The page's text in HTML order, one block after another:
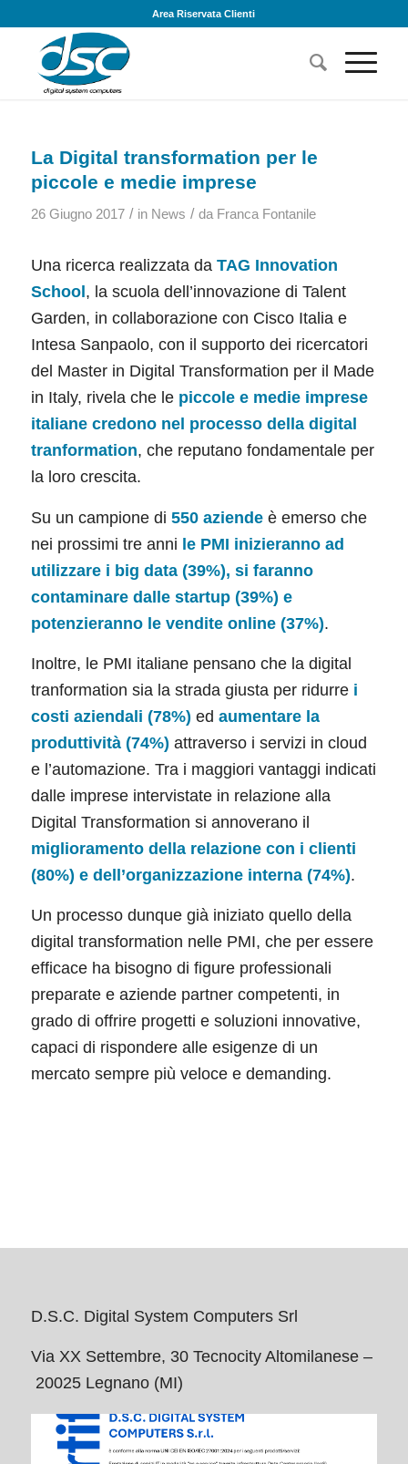
Area Riservata Clienti
La Digital transformation per le
piccole e medie imprese
26 Giugno 2017 / in News / da Franca Fontanile
Una ricerca realizzata da TAG Innovation
School , la scuola dell’innovazione di Talent
Garden, in collaborazione con Cisco Italia e
Intesa Sanpaolo, con il supporto dei ricercatori
del Master in Digital Transformation per il Made
in Italy, rivela che lepiccole e medie imprese
italiane credono nel processo della digital
tranformation, che reputano fondamentale per
la loro crescita.
Su un campione di 550 aziendeè emerso che
nei prossimi tre anni le PMI inizieranno ad
utilizzare i big data (39%), si faranno
contaminare dalle startup (39%) e
potenzieranno le vendite online (37%).
Inoltre, le PMI italiane pensano che la digital
tranformation sia la strada giusta per ridurre i
costi aziendali (78%) ed aumentare la
produttività (74%) attraverso i servizi in cloud
e l’automazione. Tra i maggiori vantaggi indicati
dalle imprese intervistate in relazione alla
Digital Transformation si annoverano il
miglioramento della relazione con i clienti
(80%) e dell’organizzazione interna (74%).
Un processo dunque già iniziato quello della
digital transformation nelle PMI, che per essere
efficace ha bisogno di figure professionali
preparate e aziende partner competenti, in
grado di offrire progetti e soluzioni innovative,
capaci di rispondere alle esigenze di un
mercato sempre più veloce e demanding.
D.S.C. Digital System Computers Srl
Via XX Settembre, 30 Tecnocity Altomilanese –
20025 Legnano (MI)